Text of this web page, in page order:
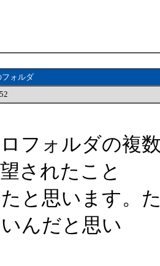
フォルダ
フォルダの複
されたこと
と思います。
んだと思い